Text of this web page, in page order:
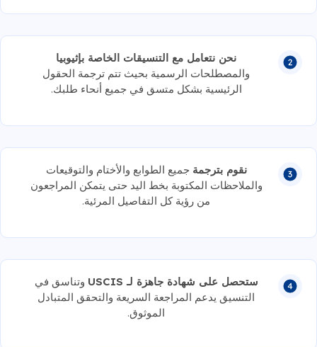
نحن نتعامل مع التنسيقات الخاصة بإثيوبيا
والمصطلحات الرسمية بحيث تتم ترجمة الحقول
الرئيسية بشكل متسق في جميع أنحاء طلبك.
نقوم بترجمة جميع الطوابع والأختام والتوقيعات
والملاحظات المكتوبة بخط اليد حتى يتمكن المراجعون
من رؤية كل التفاصيل المرئية.
ستحصل على شهادة جاهزة لـ USCIS
وتناسق في
التنسيق يدعم المراجعة السريعة والتحقق المتبادل
الموثوق.